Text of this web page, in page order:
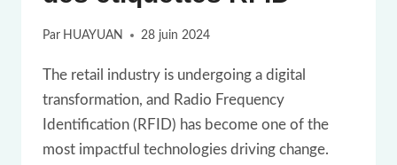
Par HUAYUAN 28 juin 2024
The retail industry is undergoing a digital
transformation, and Radio Frequency
Identification (RFID) has become one of the
most impactful technologies driving change.